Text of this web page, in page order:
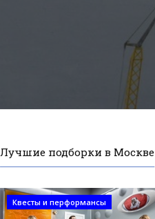
Лучшие подборки в Москве
Квесты и перформансы